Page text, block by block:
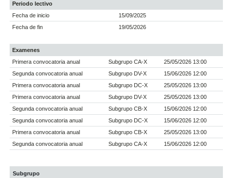
Periodo lectivo
Fecha de inicio
15/09/2025
Fecha de fin
19/05/2026
Examenes
Primera convocatoria anual
Subgrupo CA-X
25/05/2026 13:00
Segunda convocatoria anual
Subgrupo DV-X
15/06/2026 12:00
Primera convocatoria anual
Subgrupo DC-X
25/05/2026 13:00
Primera convocatoria anual
Subgrupo DV-X
25/05/2026 13:00
Segunda convocatoria anual
Subgrupo CB-X
15/06/2026 12:00
Segunda convocatoria anual
Subgrupo DC-X
15/06/2026 12:00
Primera convocatoria anual
Subgrupo CB-X
25/05/2026 13:00
Segunda convocatoria anual
Subgrupo CA-X 15/06/2026 12:00
Subgrupo